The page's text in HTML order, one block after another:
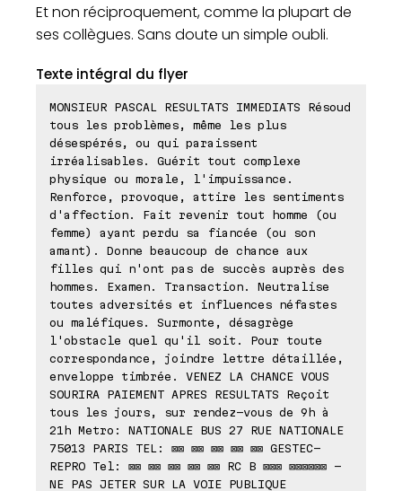
Et non réciproquement, comme la plupart de
ses collègues. Sans doute un simple oubli.
Texte intégral du flyer
MONSIEUR PASCAL RESULTATS IMMEDIATS Résoud
tous les problèmes, même les plus
désespérés, ou qui paraissent
irréalisables. Guérit tout complexe
physique ou morale, l'impuissance.
Renforce, provoque, attire les sentiments
d'affection. Fait revenir tout homme (ou
femme) ayant perdu sa fiancée (ou son
amant). Donne beaucoup de chance aux
filles qui n'ont pas de succès auprès des
hommes. Examen. Transaction. Neutralise
toutes adversités et influences néfastes
ou maléfiques. Surmonte, désagrège
l'obstacle quel qu'il soit. Pour toute
correspondance, joindre lettre détaillée,
enveloppe timbrée. VENEZ LA CHANCE VOUS
SOURIRA PAIEMENT APRES RESULTATS Reçoit
tous les jours, sur rendez-vous de 9h à
21h Metro: NATIONALE BUS 27 RUE NATIONALE
75013 PARIS TEL: ⊠⊠ ⊠⊠ ⊠⊠ ⊠⊠ ⊠⊠ GESTEC-
REPRO Tel: ⊠⊠ ⊠⊠ ⊠⊠ ⊠⊠ ⊠⊠ RC B ⊠⊠⊠ ⊠⊠⊠⊠⊠⊠ -
NE PAS JETER SUR LA VOIE PUBLIQUE